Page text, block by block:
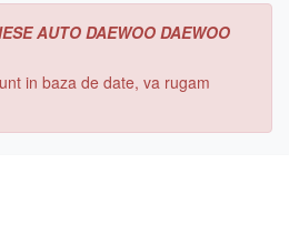
AUTO DAEWOO DAEWOO
in baza de date, va rugam